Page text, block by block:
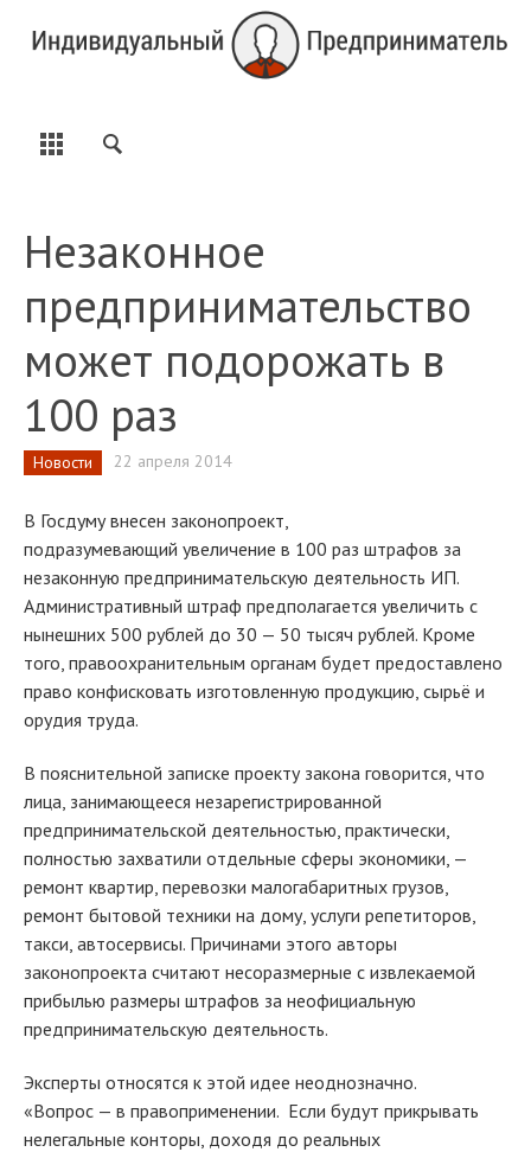
Незаконное
предпринимательство
может подорожать в
100 раз
Новости 22 апреля 2014
В Госдуму внесен законопроект,
подразумевающий увеличение в 100 раз штрафов за
незаконную предпринимательскую деятельность ИП.
Административный штраф предполагается увеличить с
нынешних 500 рублей до 30 — 50 тысяч рублей. Кроме
того, правоохранительным органам будет предоставлено
право конфисковать изготовленную продукцию, сырьё и
орудия труда.
В пояснительной записке проекту закона говорится, что
лица, занимающееся незарегистрированной
предпринимательской деятельностью, практически,
полностью захватили отдельные сферы экономики, —
ремонт квартир, перевозки малогабаритных грузов,
ремонт бытовой техники на дому, услуги репетиторов,
такси, автосервисы. Причинами этого авторы
законопроекта считают несоразмерные с извлекаемой
прибылью размеры штрафов за неофициальную
предпринимательскую деятельность.
Эксперты относятся к этой идее неоднозначно.
«Вопрос — в правоприменении. Если будут прикрывать
нелегальные конторы, доходя до реальных